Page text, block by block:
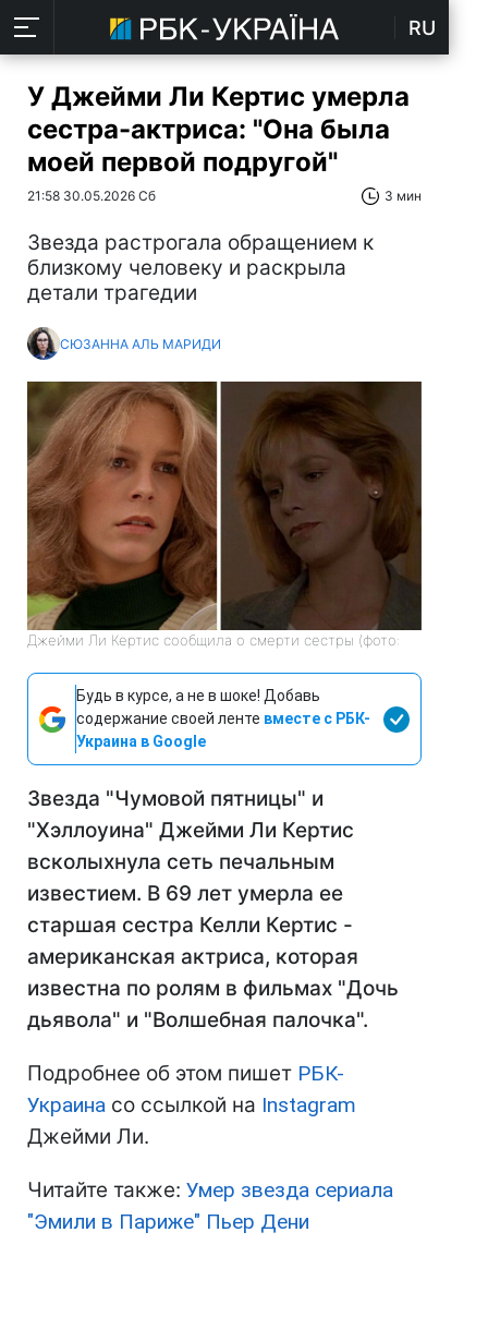
RU
У Джейми Ли Кертис умерла
сестра-актриса: "Она была
моей первой подругой"
21:58 30.05.2026 Сб 3 мин
Звезда растрогала обращением к
близкому человеку и раскрыла
детали трагедии
СЮЗАННА АЛЬ МАРИДИ
Джейми Ли Кертис сообщила о смерти сестры (фото:
Будь в курсе, а не в шоке! Добавь
содержание своей ленте вместе с РБК-
Украина в Google
Звезда "Чумовой пятницы" и
"Хэллоуина" Джейми Ли Кертис
всколыхнула сеть печальным
известием. В 69 лет умерла ее
старшая сестра Келли Кертис -
американская актриса, которая
известна по ролям в фильмах "Дочь
дьявола" и "Волшебная палочка".
Подробнее об этом пишет РБК-
Украина со ссылкой на Instagram
Джейми Ли.
Читайте также: Умер звезда сериала
"Эмили в Париже" Пьер Дени